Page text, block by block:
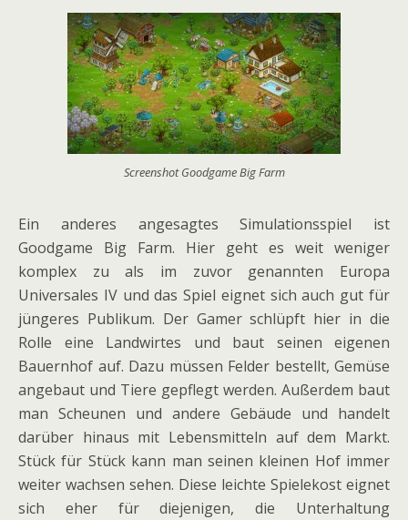
Screenshot Goodgame Big Farm
Ein anderes angesagtes Simulationsspiel ist
Goodgame Big Farm. Hier geht es weit weniger
komplex zu als im zuvor genannten Europa
Universales IV und das Spiel eignet sich auch gut für
jüngeres Publikum. Der Gamer schlüpft hier in die
Rolle eine Landwirtes und baut seinen eigenen
Bauernhof auf. Dazu müssen Felder bestellt, Gemüse
angebaut und Tiere gepflegt werden. Außerdem baut
man Scheunen und andere Gebäude und handelt
darüber hinaus mit Lebensmitteln auf dem Markt.
Stück für Stück kann man seinen kleinen Hof immer
weiter wachsen sehen. Diese leichte Spielekost eignet
sich eher für diejenigen, die Unterhaltung